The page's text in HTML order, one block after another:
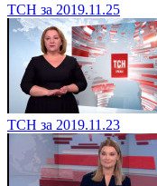
ТСН за 2019.11.25
ТСН за 2019.11.23